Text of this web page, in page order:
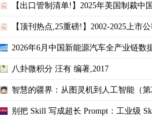
【出口管制清单!】2025年美国制裁中
【顶刊热点,25重磅!】2002-2025上市公
2026年6月中国新能源汽车全产业链数
八卦微积分 汪有 编著,2017
智慧的疆界：从图灵机到人工智能（第
别把 Skill 写成超长 Prompt：工业级